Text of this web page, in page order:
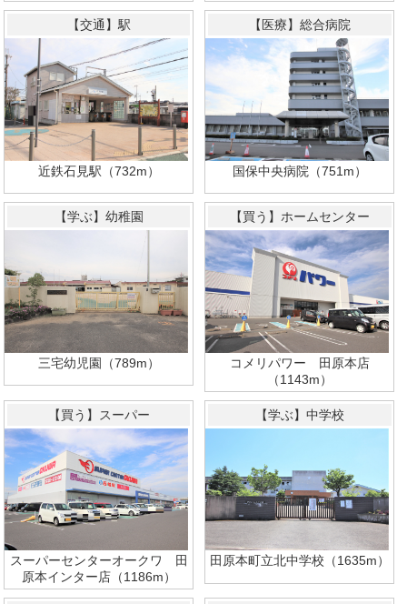
【交通】駅
近鉄石見駅（732m）
【医療】総合病院
国保中央病院（751m）
【学ぶ】幼稚園
三宅幼児園（789m）
【買う】ホームセンター
コメリパワー 田原本店
（1143m）
【買う】スーパー
スーパーセンターオークワ 田
原本インター店（1186m）
【学ぶ】中学校
田原本町立北中学校（1635m）